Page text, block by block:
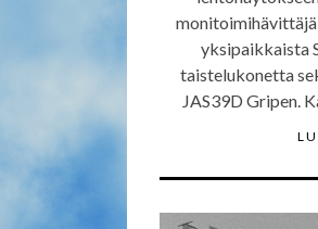
yksipaikkaista
taistelukonetta
JAS39D Gripen.